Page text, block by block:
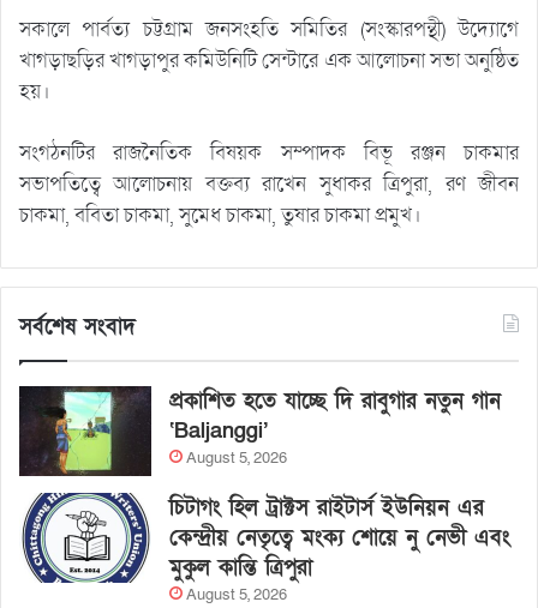
সকালে পার্বত্য চট্টগ্রাম জনসংহতি সমিতির (সংস্কারপন্থী) উদ্যোগে
খাগড়াছড়ির খাগড়াপুর কমিউনিটি সেন্টারে এক আলোচনা সভা অনুষ্ঠিত
হয়।
সংগঠনটির রাজনৈতিক বিষয়ক সম্পাদক বিভূ রঞ্জন চাকমার
সভাপতিত্বে আলোচনায় বক্তব্য রাখেন সুধাকর ত্রিপুরা, রণ জীবন
চাকমা, ববিতা চাকমা, সুমেধ চাকমা, তুষার চাকমা প্রমুখ।
সর্বশেষ সংবাদ
প্রকাশিত হতে যাচ্ছে দি রাবুগার নতুন গান
‘Baljanggi’
August 5, 2026
চিটাগং হিল ট্রাক্টস রাইটার্স ইউনিয়ন এর
কেন্দ্রীয় নেতৃত্বে মংক্য শোয়ে নু নেভী এবং
মুকুল কান্তি ত্রিপুরা
August 5, 2026